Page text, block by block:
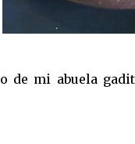
de mi abuela